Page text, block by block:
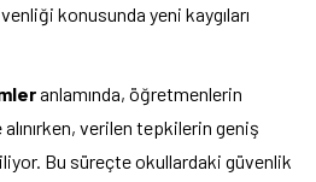
konusunda yeni kaygıları
anlamında, öğretmenlerin
verilen tepkilerin geniş
Bu süreçte okullardaki güvenlik